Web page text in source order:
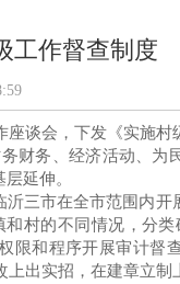
工作督查制度
谈会，下发《实施
财务、经济活动、为
延伸。
三市在全市范围内开
村的不同情况，分
限和程序开展审计督
出实招，在建章立